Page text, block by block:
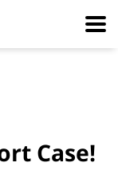
Case!